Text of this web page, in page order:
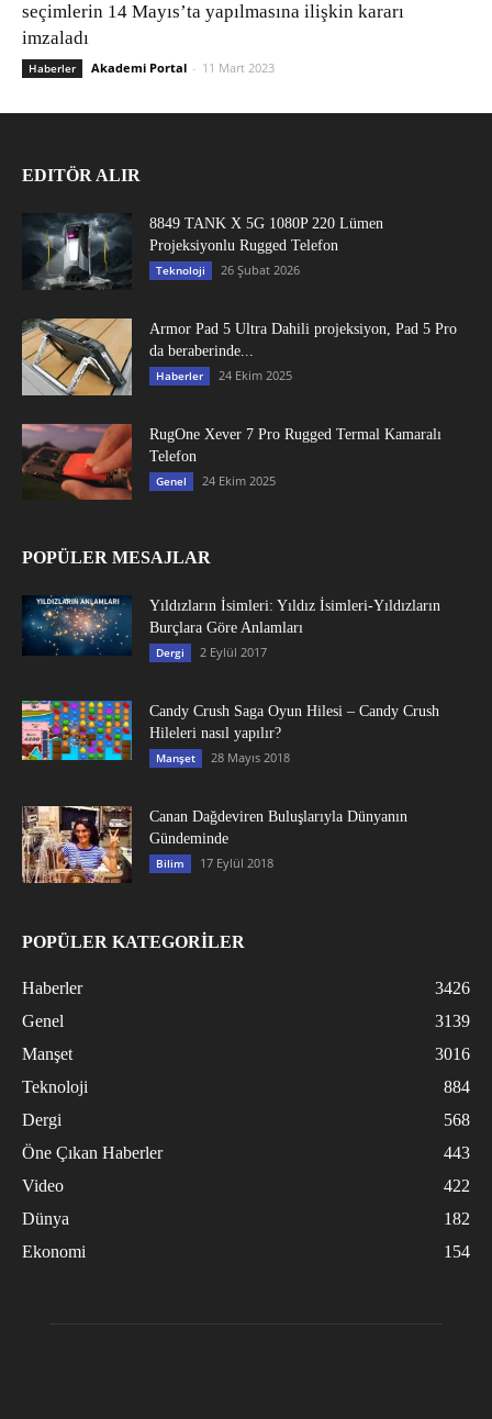
seçimlerin 14 Mayıs’ta yapılmasına ilişkin kararı
imzaladı
Haberler Akademi Portal - 11 Mart 2023
EDITÖR ALIR
8849 TANK X 5G 1080P 220 Lümen
Projeksiyonlu Rugged Telefon
Teknoloji 26 Şubat 2026
Armor Pad 5 Ultra Dahili projeksiyon, Pad 5 Pro
da beraberinde...
Haberler 24 Ekim 2025
RugOne Xever 7 Pro Rugged Termal Kamaralı
Telefon
Genel 24 Ekim 2025
POPÜLER MESAJLAR
Yıldızların İsimleri: Yıldız İsimleri-Yıldızların
Burçlara Göre Anlamları
Dergi 2 Eylül 2017
Candy Crush Saga Oyun Hilesi – Candy Crush
Hileleri nasıl yapılır?
Manşet 28 Mayıs 2018
Canan Dağdeviren Buluşlarıyla Dünyanın
Gündeminde
Bilim 17 Eylül 2018
POPÜLER KATEGORİLER
Haberler
3426
Genel
3139
Manşet
3016
Teknoloji
884
Dergi
568
Öne Çıkan Haberler
443
Video
422
Dünya
182
Ekonomi
154